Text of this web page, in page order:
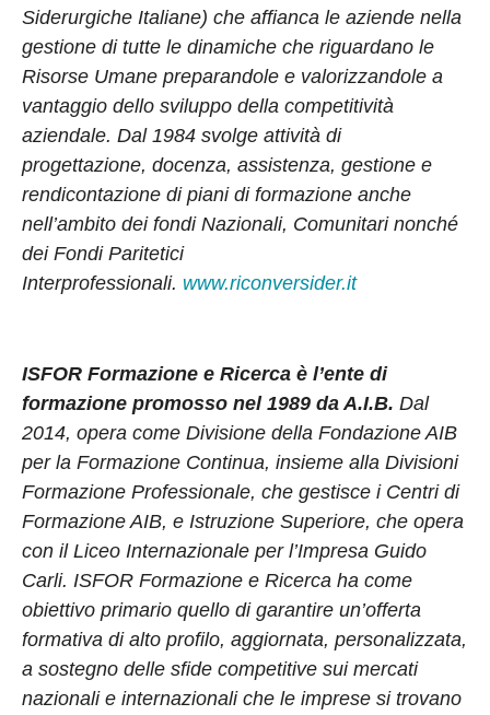
Siderurgiche Italiane) che affianca le aziende nella
gestione di tutte le dinamiche che riguardano le
Risorse Umane preparandole e valorizzandole a
vantaggio dello sviluppo della competitività
aziendale. Dal 1984 svolge attività di
progettazione, docenza, assistenza, gestione e
rendicontazione di piani di formazione anche
nell’ambito dei fondi Nazionali, Comunitari nonché
dei Fondi Paritetici
Interprofessionali. www.riconversider.it
ISFOR Formazione e Ricerca è l’ente di
formazione promosso nel 1989 da A.I.B. Dal
2014, opera come Divisione della Fondazione AIB
per la Formazione Continua, insieme alla Divisioni
Formazione Professionale, che gestisce i Centri di
Formazione AIB, e Istruzione Superiore, che opera
con il Liceo Internazionale per l’Impresa Guido
Carli. ISFOR Formazione e Ricerca ha come
obiettivo primario quello di garantire un’offerta
formativa di alto profilo, aggiornata, personalizzata,
a sostegno delle sfide competitive sui mercati
nazionali e internazionali che le imprese si trovano